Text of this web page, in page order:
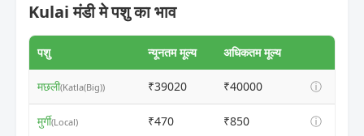
Kulai मंडी मे पशु का भाव
पशु न्यूनतम मूल्य अधिकतम मूल्य
मछली(Katla(Big)) ₹39020 ₹40000 ⓘ
मुर्गी(Local) ₹470 ₹850 ⓘ